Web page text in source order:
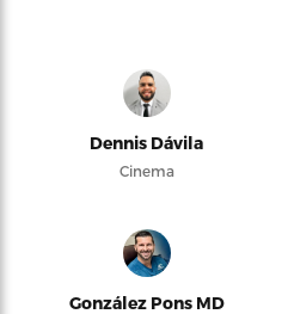
Dennis Dávila
Cinema
González Pons MD